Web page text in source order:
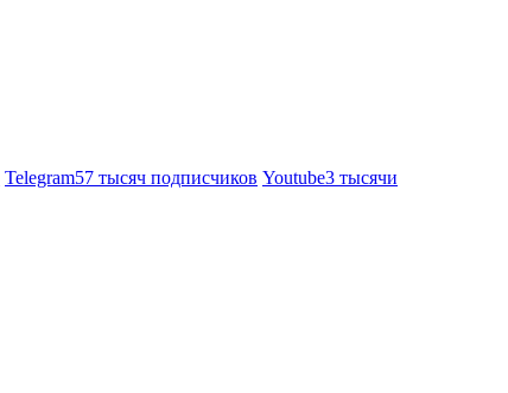
Telegram57 тысяч подписчиков Youtube3 тысячи